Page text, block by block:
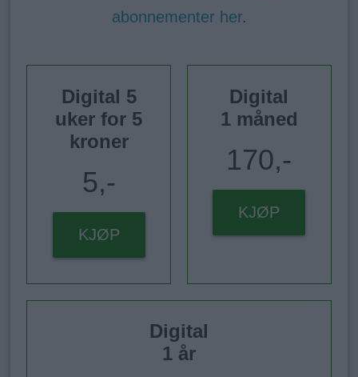
abonnementer her.
Digital 5
uker for 5
kroner
5,-
KJØP
Digital
1 måned
170,-
KJØP
Digital
1 år